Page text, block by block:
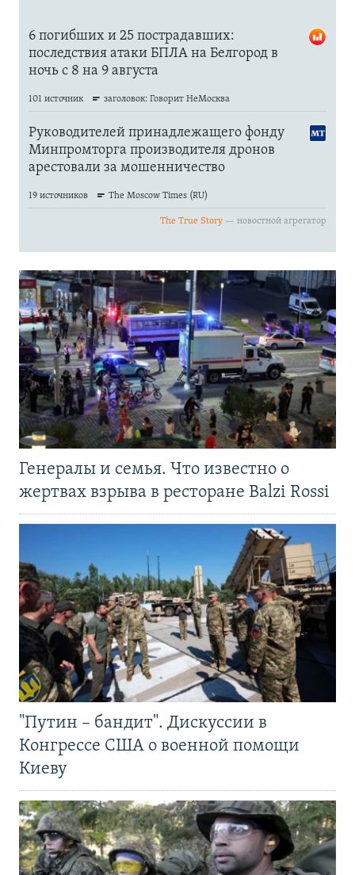
Генералы и семья. Что известно о
жертвах взрыва в ресторане Balzi Rossi
"Путин – бандит". Дискуссии в
Конгрессе США о военной помощи
Киеву